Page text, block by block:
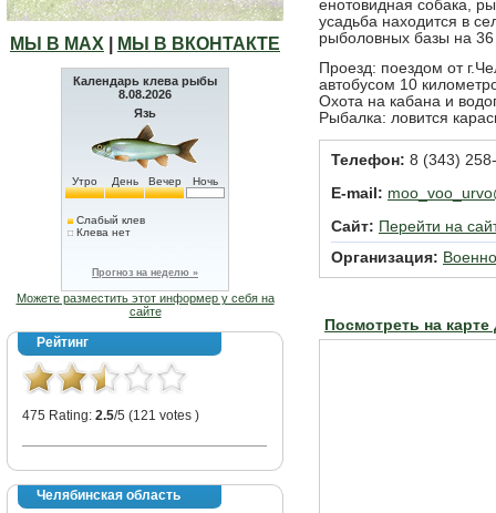
МЫ В МАХ МЫ В ВКОНТАКТЕ
Календарь клева рыбы
8.08.2026
Язь
Утро День Вечер Ночь
Слабый клев
Клева нет
Прогноз на неделю »
Можете разместить этот информер у себя на
сайте
Рейтинг
475 Rating: 2.5/5 (121 votes )
Челябинская область
енотовидная собака,
усадьба находится в
рыболовных базы на 36
Проезд: поездом от
автобусом 10
Охота на кабана и
Рыбалка: ловится
Телефон: 8 (343)
E-mail:
Сайт: Перейти на
Организация:
Посмотреть на